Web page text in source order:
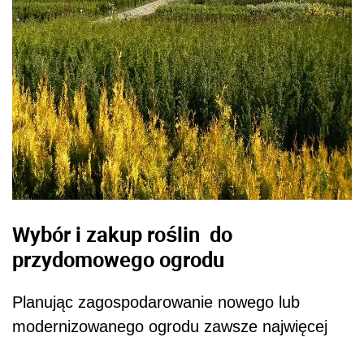
Wybór i zakup roślin do
przydomowego ogrodu
Planując zagospodarowanie nowego lub
modernizowanego ogrodu zawsze najwięcej